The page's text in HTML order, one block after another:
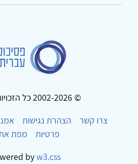
© 2002-2026 כל הזכויות שמורות
צרו קשר
הצהרת נגישות
פרטיות
מפת
byw3.css